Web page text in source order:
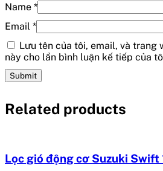
Name *
Email *
Lưu tên của tôi, email, và trang
này cho lần bình luận kế tiếp của
Related products
Lọc gió động cơ Suzuki